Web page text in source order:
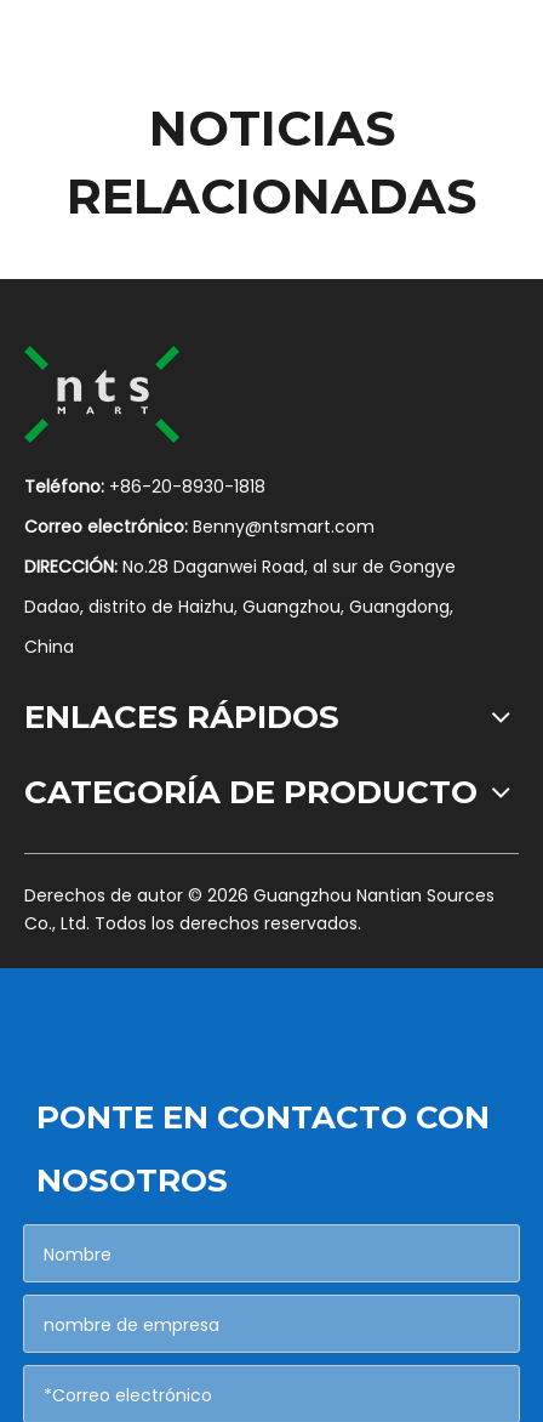
NOTICIAS
RELACIONADAS
Teléfono: +86-20-8930-1818
Correo electrónico: Benny@ntsmart.com
DIRECCIÓN: No.28 Daganwei Road, al sur de Gongye
Dadao, distrito de Haizhu, Guangzhou, Guangdong,
China
ENLACES RÁPIDOS
CATEGORÍA DE PRODUCTO
​Derechos de autor © 2026 Guangzhou Nantian Sources
Co., Ltd. Todos los derechos reservados.
PONTE EN CONTACTO CON
NOSOTROS